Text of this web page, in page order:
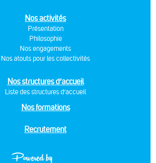
Nos activités
Présentation
Philosophie
Nos engagements
Nos atouts pour les collectivités
Nos structures d’accueil
Liste des structures d’accueil
Nos formations
Recrutement